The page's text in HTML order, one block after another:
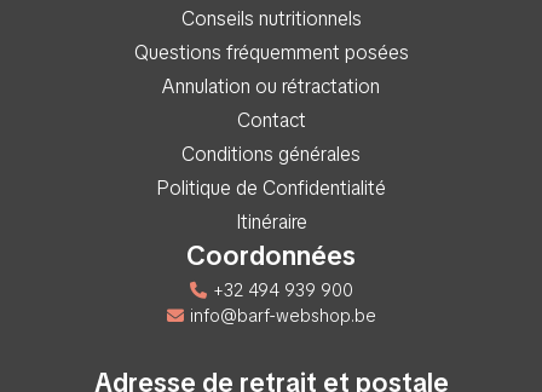
Conseils nutritionnels
Questions fréquemment posées
Annulation ou rétractation
Contact
Conditions générales
Politique de Confidentialité
Itinéraire
Coordonnées
+32 494 939 900
info@barf-webshop.be
Adresse de retrait et postale